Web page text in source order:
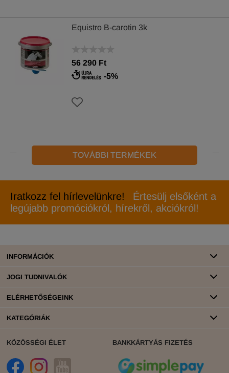
Equistro B-carotin 3k
56 290 Ft
-5%
TOVÁBBI TERMÉKEK
Iratkozz fel hírlevelünkre!
Értesülj elsőként a
legújabb promóciókról, hírekről, akciókról!
INFORMÁCIÓK
JOGI TUDNIVALÓK
ELÉRHETŐSÉGEINK
KATEGÓRIÁK
KÖZÖSSÉGI ÉLET BANKKÁRTYÁS FIZETÉS